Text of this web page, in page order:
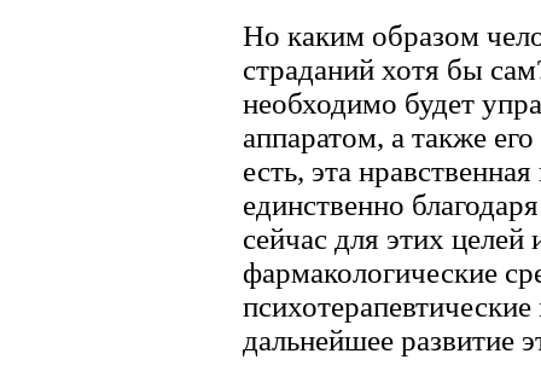
Но каким образом
страданий хотя бы
необходимо будет
аппаратом, а также
есть, эта
единственно
сейчас для этих
фармакологические
дальнейшее развитие